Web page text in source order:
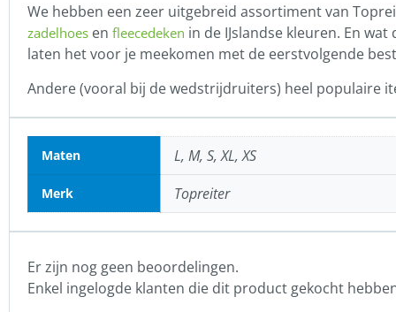
We hebben een zeer uitgebreid assortiment van
zadelhoes en fleecedeken in de IJslandse kleuren. En
laten het voor je meekomen met de eerstvolgende
Andere (vooral bij de wedstrijdruiters) heel populaire
Maten L, M, S, XL, XS
Merk Topreiter
Er zijn nog geen beoordelingen.
Enkel ingelogde klanten die dit product gekocht